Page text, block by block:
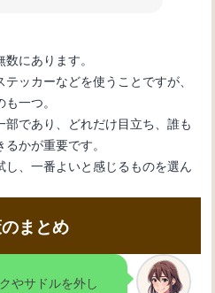
にあります。
ッカーなどを使うことですが、
一つ。
であり、どれだけ目立ち、誰も
かが重要です。
、一番よいと感じるものを選ん
まとめ
やサドルを外し